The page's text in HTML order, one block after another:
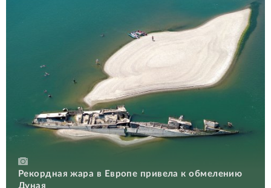
Рекордная жара в Европе привела к обмелению
Дуная